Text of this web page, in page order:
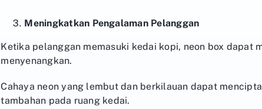
Meningkatkan Pengalaman Pelanggan
Ketika pelanggan memasuki kedai kopi, neon box dapat
menyenangkan.
Cahaya neon yang lembut dan berkilauan dapat
tambahan pada ruang kedai.